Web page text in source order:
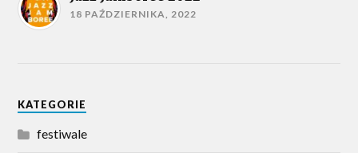
18 PAŹDZIERNIKA, 2022
KATEGORIE
festiwale